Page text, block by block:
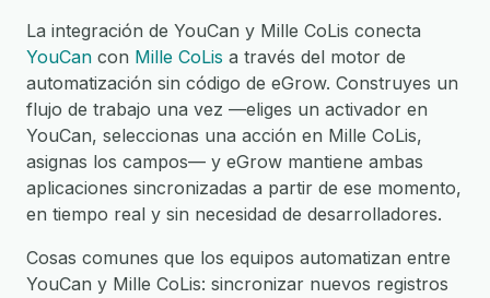
La integración de YouCan y Mille CoLis conecta
YouCan con Mille CoLis a través del motor de
automatización sin código de eGrow. Construyes un
flujo de trabajo una vez —eliges un activador en
YouCan, seleccionas una acción en Mille CoLis,
asignas los campos— y eGrow mantiene ambas
aplicaciones sincronizadas a partir de ese momento,
en tiempo real y sin necesidad de desarrolladores.
Cosas comunes que los equipos automatizan entre
YouCan y Mille CoLis: sincronizar nuevos registros